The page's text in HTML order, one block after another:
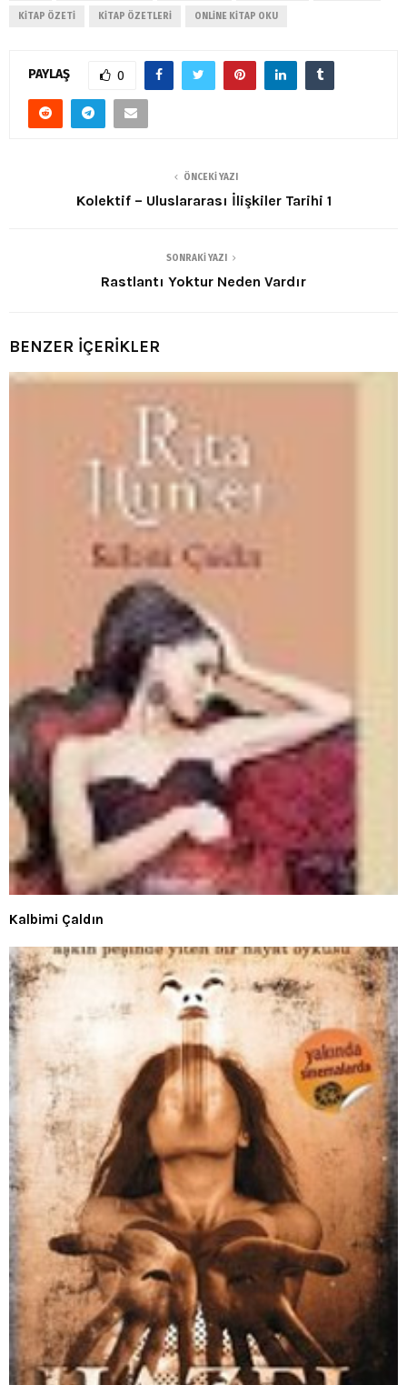
KITAP ÖZETI KITAP ÖZETLERI ONLINE KITAP OKU
PAYLAŞ 0
ÖNCEKI YAZI
Kolektif – Uluslararası İlişkiler Tarihi 1
SONRAKI YAZI
Rastlantı Yoktur Neden Vardır
BENZER İÇERİKLER
Kalbimi Çaldın